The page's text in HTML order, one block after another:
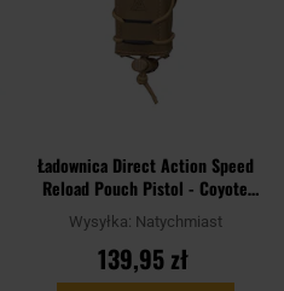
Ładownica Direct Action Speed
Reload Pouch Pistol - Coyote
Brown
Wysyłka: Natychmiast
139,95 zł